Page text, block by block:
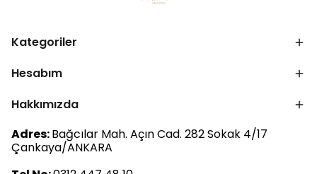
Kategoriler
Hesabım
Hakkımızda
Adres:Bağcılar Mah. Açın Cad. 282 Sokak 4/17
Çankaya/ANKARA